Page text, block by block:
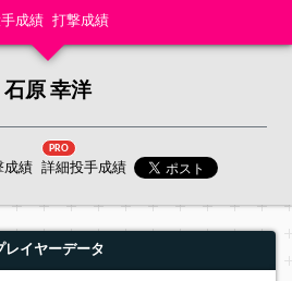
成績 打撃成績
石原 幸洋
成績
PRO
詳細投手成績
レイヤーデータ